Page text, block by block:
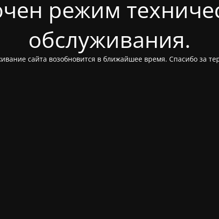
режим
обслуживания.
сайта возобновится в ближайшее время. Спасибо за